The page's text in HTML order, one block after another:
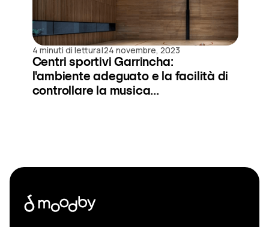
4 minuti di lettura|24 novembre, 2023
Centri sportivi Garrincha:
l'ambiente adeguato e la facilità di
controllare la musica...